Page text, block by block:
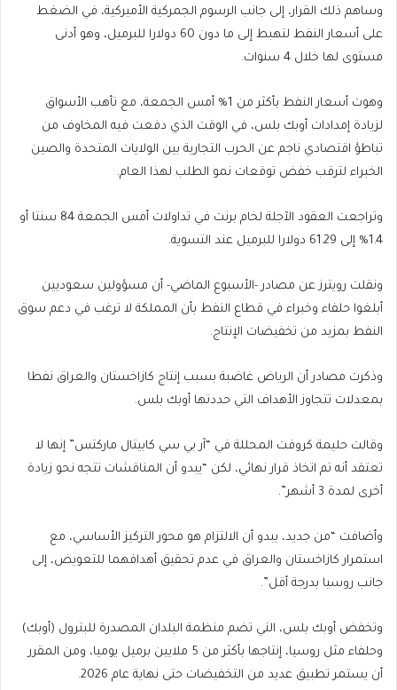
وساهم ذلك القرار، إلى جانب الرسوم الجمركية الأميركية، في الضغط
على أسعار النفط لتهبط إلى ما دون 60 دولارا للبرميل، وهو أدنى
مستوى لها خلال 4 سنوات.
وهوت أسعار النفط بأكثر من 1% أمس الجمعة، مع تأهب الأسواق
لزيادة إمدادات أوبك بلس، في الوقت الذي دفعت فيه المخاوف من
تباطؤ اقتصادي ناجم عن الحرب التجارية بين الولايات المتحدة والصين
الخبراء لترقب خفض توقعات نمو الطلب لهذا العام.
وتراجعت العقود الآجلة لخام برنت في تداولات أمس الجمعة 84 سنتا أو
1.4% إلى 61.29 دولارا للبرميل عند التسوية.
ونقلت رويترز عن مصادر -الأسبوع الماضي- أن مسؤولين سعوديين
أبلغوا حلفاء وخبراء في قطاع النفط بأن المملكة لا ترغب في دعم سوق
النفط بمزيد من تخفيضات الإنتاج.
وذكرت مصادر أن الرياض غاضبة بسبب إنتاج كازاخستان والعراق نفطا
بمعدلات تتجاوز الأهداف التي حددتها أوبك بلس.
وقالت حليمة كروفت المحللة في “آر بي سي كابيتال ماركتس” إنها لا
تعتقد أنه تم اتخاذ قرار نهائي، لكن “يبدو أن المناقشات تتجه نحو زيادة
أخرى لمدة 3 أشهر”.
وأضافت “من جديد، يبدو أن الالتزام هو محور التركيز الأساسي، مع
استمرار كازاخستان والعراق في عدم تحقيق أهدافهما للتعويض، إلى
جانب روسيا بدرجة أقل”.
وتخفض أوبك بلس، التي تضم منظمة البلدان المصدرة للبترول (أوبك)
وحلفاء مثل روسيا، إنتاجها بأكثر من 5 ملايين برميل يوميا، ومن المقرر
أن يستمر تطبيق عديد من التخفيضات حتى نهاية عام 2026.